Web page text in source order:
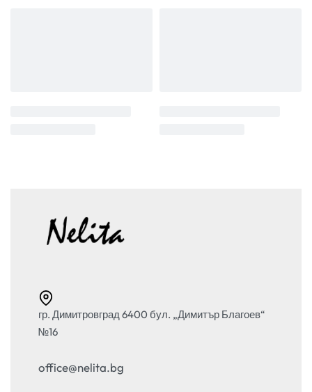
гр. Димитровград 6400 бул. „Димитър Благоев“
№16
office@nelita.bg